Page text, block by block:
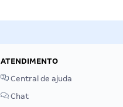
ATENDIMENTO
Central de ajuda
Chat